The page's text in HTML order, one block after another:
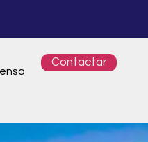
sa
Contactar